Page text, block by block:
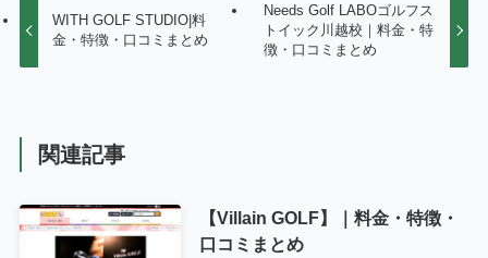
WITH GOLF STUDIO|料
金・特徴・口コミまとめ
Needs Golf LABOゴルフス
トイック川越校｜料金・特
徴・口コミまとめ
関連記事
【Villain GOLF】｜料金・特徴・
口コミまとめ